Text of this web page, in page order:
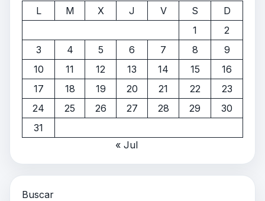
L
M X J V S
D
1
2
3
4 5 6 7 8
9
10
11 12 13 14 15
16
17
18 19 20 21 22
23
24
25 26 27 28 29
30
31
« Jul
Buscar